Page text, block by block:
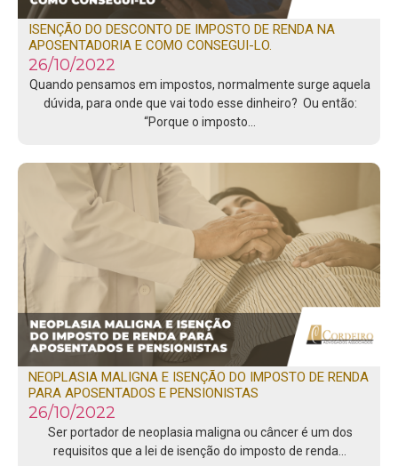
ISENÇÃO DO DESCONTO DE IMPOSTO DE RENDA NA
APOSENTADORIA E COMO CONSEGUI-LO.
26/10/2022
Quando pensamos em impostos, normalmente surge aquela
dúvida, para onde que vai todo esse dinheiro? Ou então:
“Porque o imposto…
NEOPLASIA MALIGNA E ISENÇÃO DO IMPOSTO DE RENDA
PARA APOSENTADOS E PENSIONISTAS
26/10/2022
Ser portador de neoplasia maligna ou câncer é um dos
requisitos que a lei de isenção do imposto de renda…